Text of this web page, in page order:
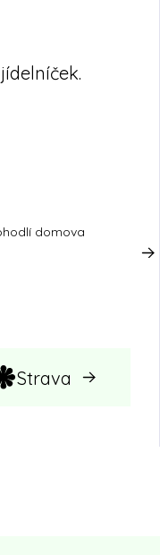
domova
Strava